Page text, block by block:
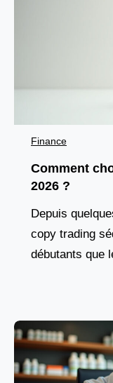
Finance
Comment
2026 ?
Depuis
copy trading
débutants que